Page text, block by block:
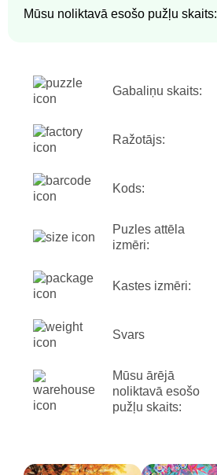
Mūsu noliktavā esošo pužļu skaits:
Gabaliņu skaits:
Ražotājs:
Kods:
Puzles attēla
izmēri:
Kastes izmēri:
Svars
Mūsu ārējā
noliktavā esošo
pužļu skaits: